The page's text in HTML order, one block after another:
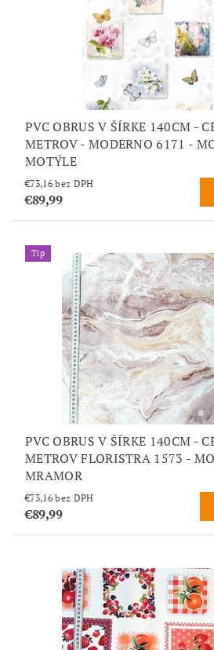
PVC OBRUS V ŠÍRKE 140CM -
METROV - MODERNO 6171 -
MOTÝLE
€73,16 bez DPH
€89,99
Tip
PVC OBRUS V ŠÍRKE 140CM -
METROV FLORISTRA 1573 -
MRAMOR
€73,16 bez DPH
€89,99